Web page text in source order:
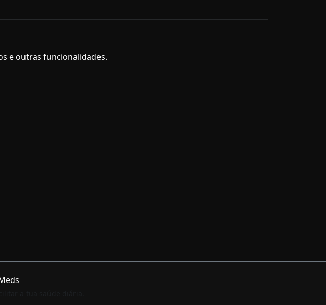
e outras funcionalidades.